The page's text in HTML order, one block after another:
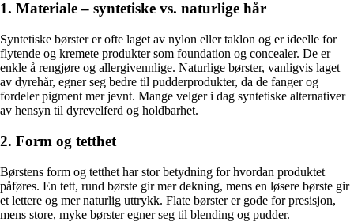
1. Materiale – syntetiske vs. naturlige hår
Syntetiske børster er ofte laget av nylon eller taklon og er ideelle for
flytende og kremete produkter som foundation og concealer. De er
enkle å rengjøre og allergivennlige. Naturlige børster, vanligvis laget
av dyrehår, egner seg bedre til pudderprodukter, da de fanger og
fordeler pigment mer jevnt. Mange velger i dag syntetiske alternativer
av hensyn til dyrevelferd og holdbarhet.
2. Form og tetthet
Børstens form og tetthet har stor betydning for hvordan produktet
påføres. En tett, rund børste gir mer dekning, mens en løsere børste gir
et lettere og mer naturlig uttrykk. Flate børster er gode for presisjon,
mens store, myke børster egner seg til blending og pudder.